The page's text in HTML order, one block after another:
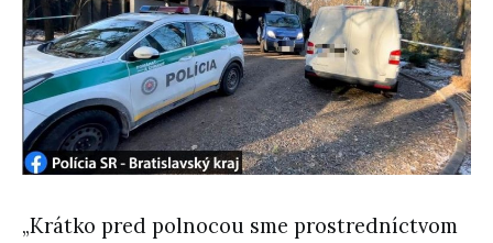
„Krátko pred polnocou sme prostredníctvom